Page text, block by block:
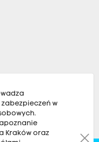
w
Kraków oraz